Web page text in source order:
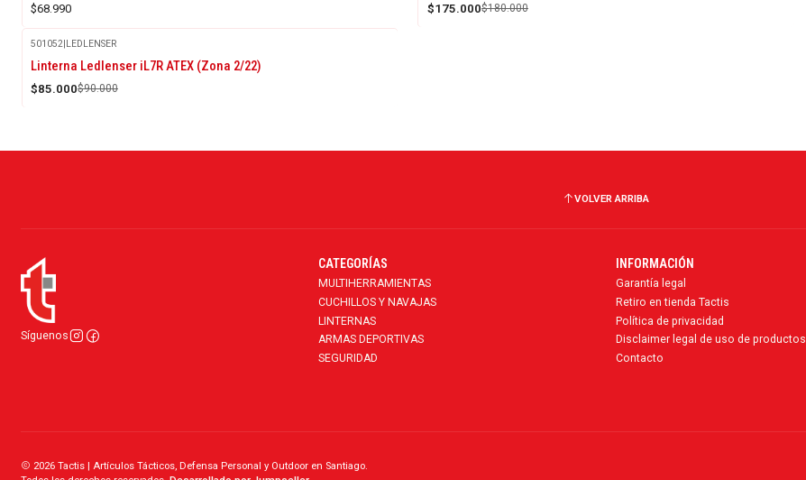
$68.990 $175.000$180.000
-6%
OFF
501052|LEDLENSER
Linterna Ledlenser iL7R ATEX (Zona 2/22)
$85.000$90.000
VOLVER ARRIBA
Síguenos
CATEGORÍAS
MULTIHERRAMIENTAS
CUCHILLOS Y NAVAJAS
LINTERNAS
ARMAS DEPORTIVAS
SEGURIDAD
INFORMACIÓN
Garantía legal
Retiro en tienda Tactis
Política de privacidad
Disclaimer legal de uso de productos
Contacto
2026 Tactis | Artículos Tácticos, Defensa Personal y Outdoor en Santiago.